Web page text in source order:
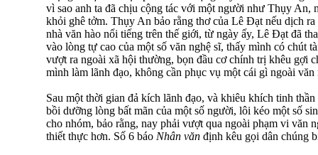
vì sao anh ta đã chịu cộng tác với một người như Thụy An,
khỏi ghê tởm. Thụy An bảo rằng thơ của Lê Đạt nếu dịch
nhà văn hào nổi tiếng trên thế giới, từ ngày ấy, Lê Đạt đã
vào lòng tự cao của một số văn nghệ sĩ, thấy mình có chút
vượt ra ngoài xã hội thường, bọn đầu cơ chính trị khêu gợi
mình làm lãnh đạo, không cần phục vụ một cái gì ngoài văn
Sau một thời gian đả kích lãnh đạo, và khiêu khích tinh
bồi dưỡng lòng bất mãn của một số người, lôi kéo một số
cho nhóm, bảo rằng, nay phải vượt qua ngoài phạm vi văn
thiết thực hơn. Số 6 báo Nhân văn định kêu gọi dân chúng